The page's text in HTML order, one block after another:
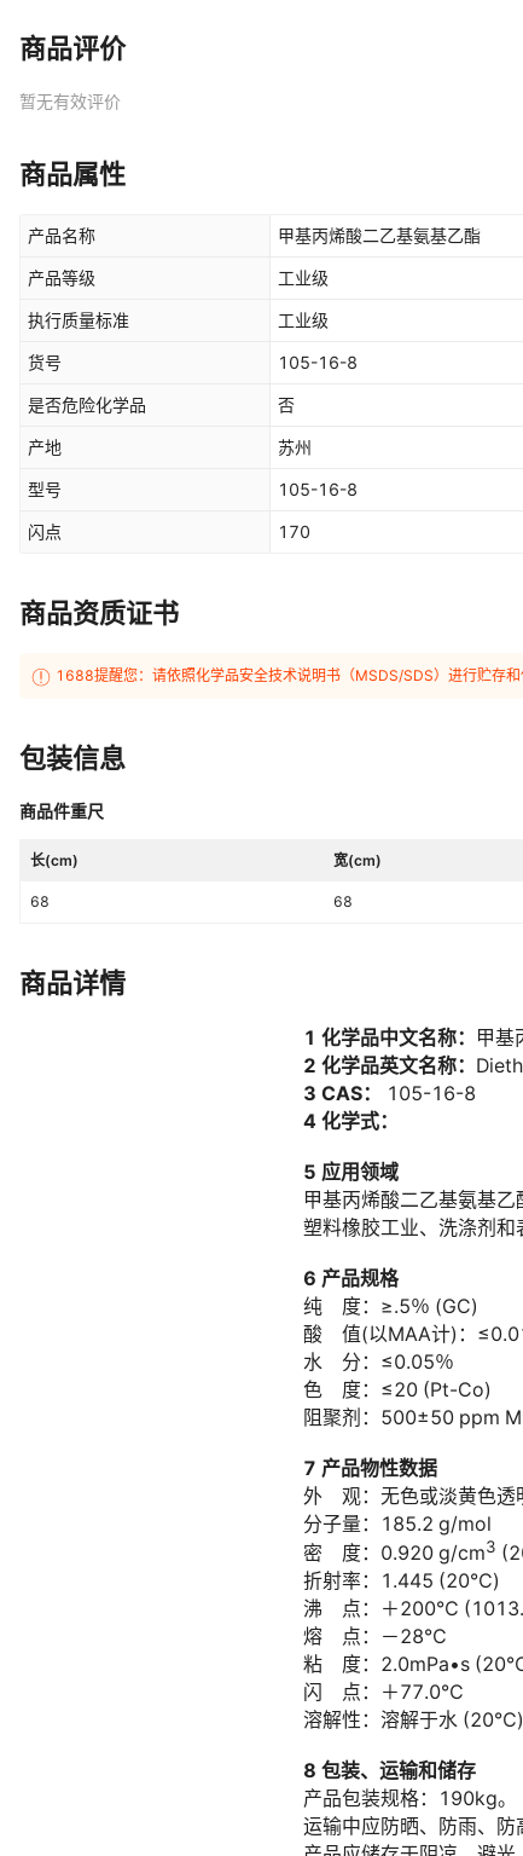
商品评价
暂无有效评价
商品属性
产品名称 甲基丙烯酸二乙基氨基乙酯
产品等级 工业级
执行质量标准 工业级
货号 105-16-8
是否危险化学品 否
产地 苏州
型号 105-16-8
闪点 170
商品资质证书
1688提醒您：请依照化学品安全技术说明书（MSDS/SDS）进行贮存
包装信息
商品件重尺
长(cm) 宽(cm)
68 68
商品详情